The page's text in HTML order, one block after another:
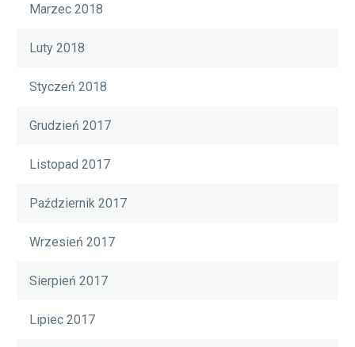
Marzec 2018
Luty 2018
Styczeń 2018
Grudzień 2017
Listopad 2017
Październik 2017
Wrzesień 2017
Sierpień 2017
Lipiec 2017